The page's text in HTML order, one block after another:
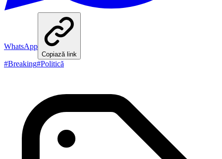
WhatsApp
Copiază link
#Breaking#Politică